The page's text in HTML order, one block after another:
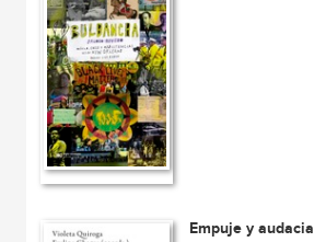
Empuje y audacia